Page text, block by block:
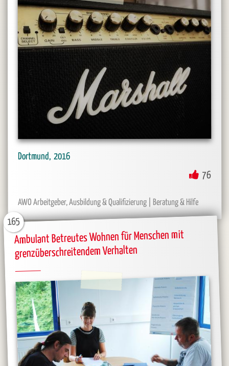
Dortmund 2016
76
AWO Arbeitgeber, Ausbildung & Qualifizierung Beratung & Hilfe
Ambulant Betreutes Wohnen für Menschen mit
grenzüberschreitendem Verhalten
165